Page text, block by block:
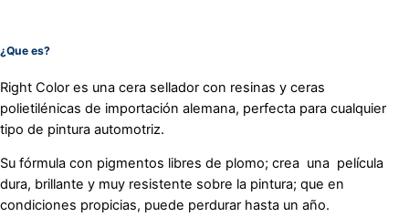
¿Que es?
Right Color es una cera sellador con resinas y ceras
polietilénicas de importación alemana, perfecta para cualquier
tipo de pintura automotriz.
Su fórmula con pigmentos libres de plomo; crea una película
dura, brillante y muy resistente sobre la pintura; que en
condiciones propicias, puede perdurar hasta un año.